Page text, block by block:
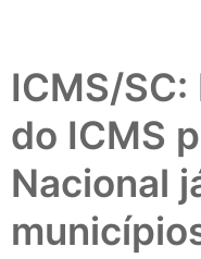
ICMS/
do ICMS
Nacional